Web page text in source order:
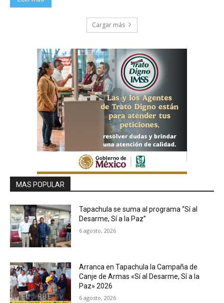
Cargar más
MAS POPULAR
Tapachula se suma al programa “Sí al
Desarme, Sí a la Paz”
6 agosto, 2026
Arranca en Tapachula la Campaña de
Canje de Armas «Sí al Desarme, Sí a la
Paz» 2026
6 agosto, 2026